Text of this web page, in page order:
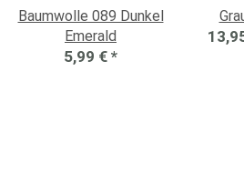
Baumwolle 089 Dunkel
Emerald
5,99 € *